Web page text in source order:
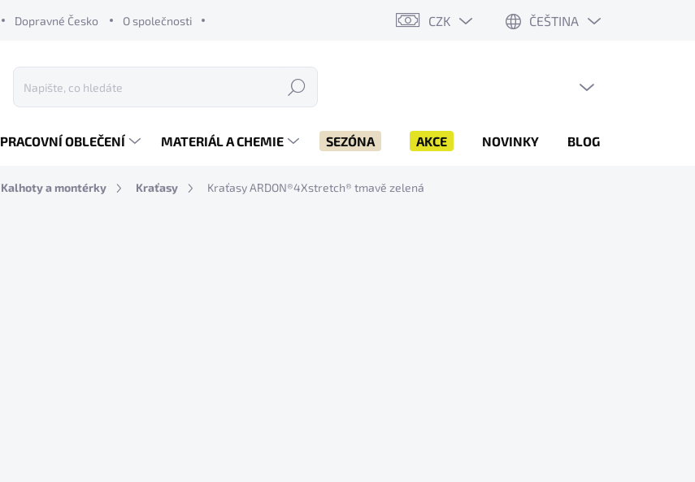
Dopravné Česko O společnosti CZK ČEŠTINA
Hledat
PRACOVNÍ OBLEČENÍ MATERIÁL A CHEMIE SEZÓNA AKCE NOVINKY BLOG
Kalhoty a montérky Kraťasy Kraťasy ARDON®4Xstretch® tmavě zelená